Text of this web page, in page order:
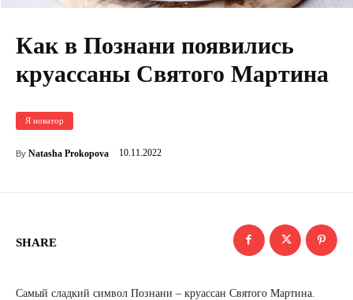
Как в Познани появились
круассаны Святого Мартина
Я новатор
By Natasha Prokopova 10.11.2022
SHARE
Самый сладкий символ Познани – круассан Святого Мартина.